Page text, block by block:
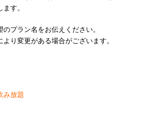
す。
プラン名をお伝えください。
り変更がある場合がございます。
み放題